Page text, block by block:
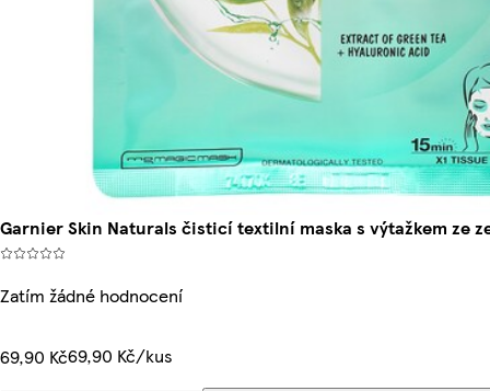
Garnier Skin Naturals čisticí textilní maska s výtažkem ze
Zatím žádné hodnocení
69,90 Kč69,90 Kč/kus